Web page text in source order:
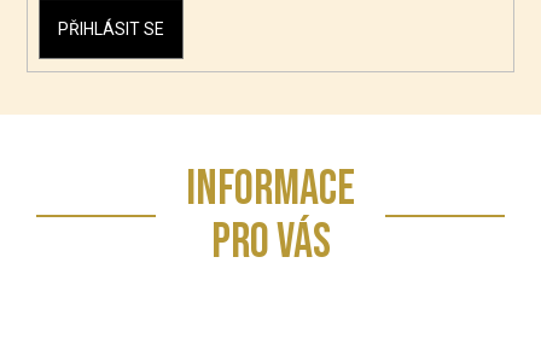
PŘIHLÁSIT SE
INFORMACE
PRO VÁS